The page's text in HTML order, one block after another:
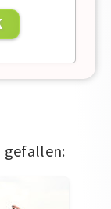
gefallen: